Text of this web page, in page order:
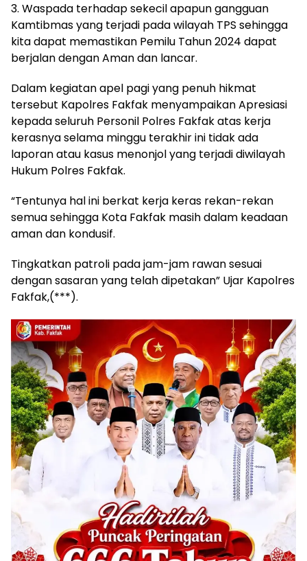
3. Waspada terhadap sekecil apapun gangguan
Kamtibmas yang terjadi pada wilayah TPS sehingga
kita dapat memastikan Pemilu Tahun 2024 dapat
berjalan dengan Aman dan lancar.
Dalam kegiatan apel pagi yang penuh hikmat
tersebut Kapolres Fakfak menyampaikan Apresiasi
kepada seluruh Personil Polres Fakfak atas kerja
kerasnya selama minggu terakhir ini tidak ada
laporan atau kasus menonjol yang terjadi diwilayah
Hukum Polres Fakfak.
“Tentunya hal ini berkat kerja keras rekan-rekan
semua sehingga Kota Fakfak masih dalam keadaan
aman dan kondusif.
Tingkatkan patroli pada jam-jam rawan sesuai
dengan sasaran yang telah dipetakan” Ujar Kapolres
Fakfak,(***).